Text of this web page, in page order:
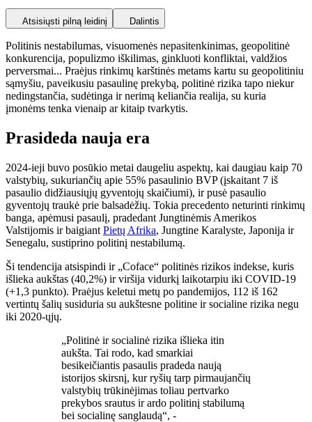
Atsisiųsti pilną leidinį Dalintis
Politinis nestabilumas, visuomenės nepasitenkinimas, geopolitinė
konkurencija, populizmo iškilimas, ginkluoti konfliktai, valdžios
perversmai... Praėjus rinkimų karštinės metams kartu su geopolitiniu
sąmyšiu, paveikusiu pasaulinę prekybą, politinė rizika tapo niekur
nedingstančia, sudėtinga ir nerimą keliančia realija, su kuria
įmonėms tenka vienaip ar kitaip tvarkytis.
Prasideda nauja era
2024-ieji buvo posūkio metai daugeliu aspektų, kai daugiau kaip 70
valstybių, sukuriančių apie 55% pasaulinio BVP (įskaitant 7 iš
pasaulio didžiausiųjų gyventojų skaičiumi), ir pusė pasaulio
gyventojų traukė prie balsadėžių. Tokia precedento neturinti rinkimų
banga, apėmusi pasaulį, pradedant Jungtinėmis Amerikos
Valstijomis ir baigiant Pietų Afrika, Jungtine Karalyste, Japonija ir
Senegalu, sustiprino politinį nestabilumą.
Ši tendencija atsispindi ir „Coface“ politinės rizikos indekse, kuris
išlieka aukštas (40,2%) ir viršija vidurkį laikotarpiu iki COVID-19
(+1,3 punkto). Praėjus keletui metų po pandemijos, 112 iš 162
vertintų šalių susiduria su aukštesne politine ir socialine rizika negu
iki 2020-ųjų.
„Politinė ir socialinė rizika išlieka itin
aukšta. Tai rodo, kad smarkiai
besikeičiantis pasaulis pradeda naują
istorijos skirsnį, kur ryšių tarp pirmaujančių
valstybių trūkinėjimas toliau pertvarko
prekybos srautus ir ardo politinį stabilumą
bei socialinę sanglaudą“, -